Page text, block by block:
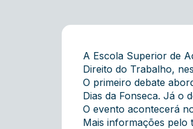
A Escola Superior de
Direito do Trabalho,
O primeiro debate
Dias da Fonseca. Já o
O evento acontecerá
Mais informações pelo